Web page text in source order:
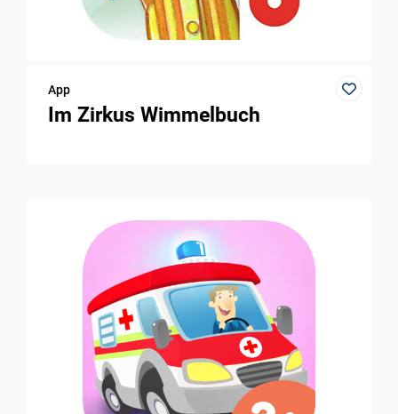
App
Im Zirkus Wimmelbuch